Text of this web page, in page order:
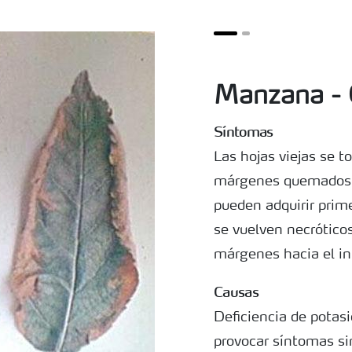
Manzana -
Síntomas
Las hojas viejas se
márgenes
pueden adquirir
se vuelven
márgenes hacia el
Causas
Deficiencia de
provocar síntomas